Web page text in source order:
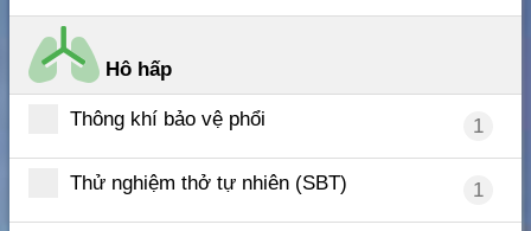
Hô hấp
Thông khí bảo vệ phổi 1
Thử nghiệm thở tự nhiên (SBT) 1